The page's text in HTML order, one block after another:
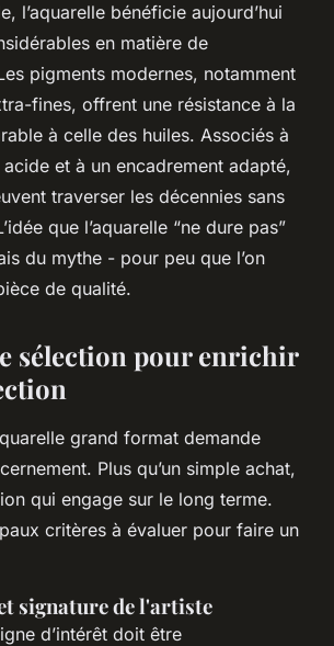
l’aquarelle bénéficie aujourd’hui
en matière de
pigments modernes, notamment
fines, offrent une résistance à la
à celle des huiles. Associés à
et à un encadrement adapté,
traverser les décennies sans
que l’aquarelle “ne dure pas”
du mythe - pour peu que l’on
de qualité.
sélection pour enrichir
grand format demande
Plus qu’un simple achat,
qui engage sur le long terme.
critères à évaluer pour faire un
signature de l'artiste
d’intérêt doit être